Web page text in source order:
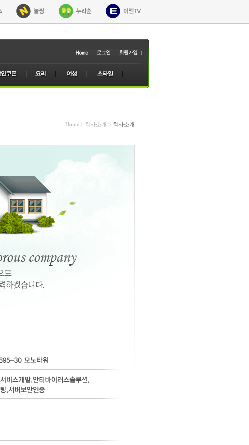
Home > 회사소개 > 회사소개